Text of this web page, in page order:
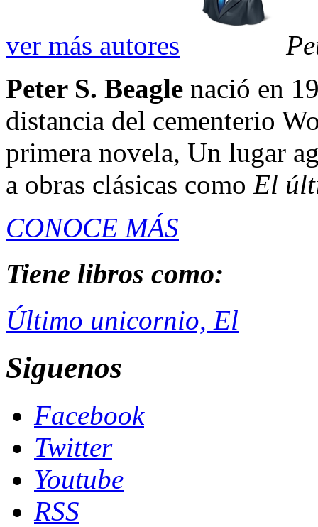
ver más autores
Peter S. Beagle nació en
distancia del cementerio
primera novela, Un lugar
a obras clásicas como El
CONOCE MÁS
Tiene libros como:
Último unicornio, El
Siguenos
Facebook
Twitter
Youtube
RSS